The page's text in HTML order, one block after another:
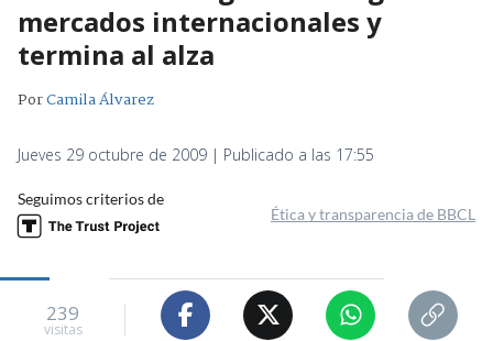
mercados internacionales y
termina al alza
PorCamila Álvarez
Jueves 29 octubre de 2009 | Publicado a las 17:55
Seguimos criterios de
Ética y transparencia de BBCL
239
visitas